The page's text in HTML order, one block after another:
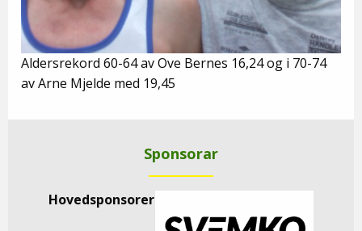
Aldersrekord 60-64 av Ove Bernes 16,24 og i 70-74
av Arne Mjelde med 19,45
Sponsorar
Hovedsponsorer